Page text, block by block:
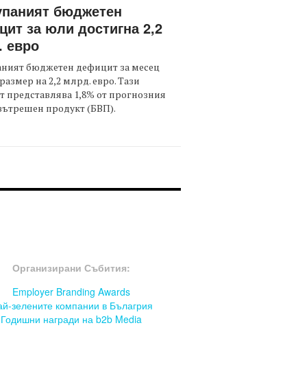
бюджетен
за юли достигна 2,2
евро
бюджетен дефицит за месец
на 2,2 млрд. евро. Тази
представлява 1,8% от прогнозния
продукт (БВП).
Организирани Събития:
Employer Branding Awards
зелените компании в Бълагрия
Годишни награди на b2b Media